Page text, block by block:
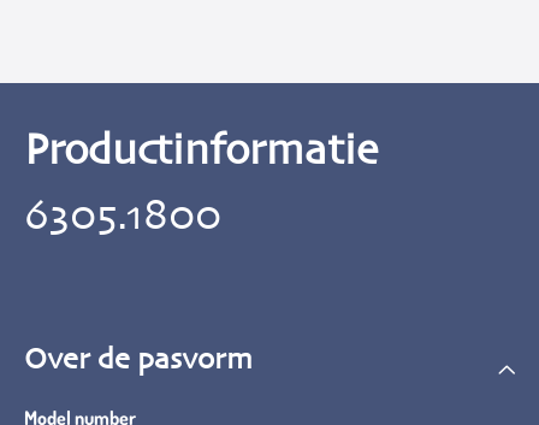
Productinformatie
6305.1800
Over de pasvorm
Model number